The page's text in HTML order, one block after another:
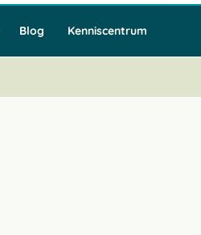
Blog Kenniscentrum